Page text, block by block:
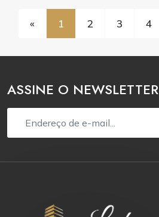
« 1 2 3 4
ASSINE O NEWSLETTER